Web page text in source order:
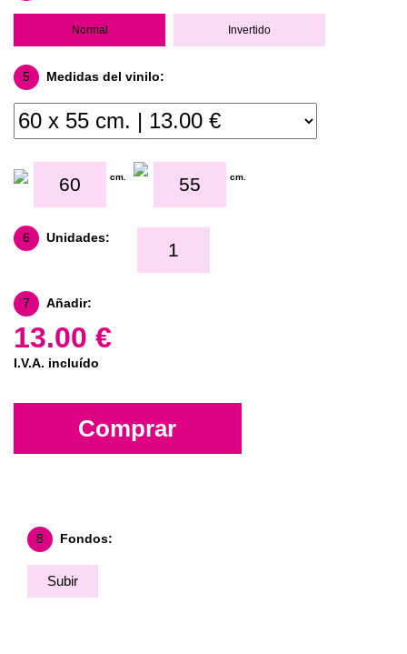
Normal Invertido
5 Medidas del vinilo:
cm. cm.
6 Unidades:
7 Añadir:
13.00 €
I.V.A. incluído
Comprar
8 Fondos:
Subir